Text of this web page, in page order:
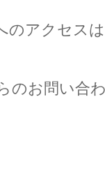
のアクセス
のお問い合